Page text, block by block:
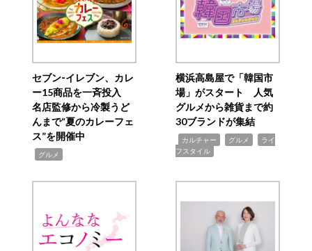
セブン‐イレブン、カレ
ー15商品を一斉投入
名店監修から冷製うど
んまで“夏のカレーフェ
ス”を開催中
グルメ
横浜高島屋で「韓国市
場」がスタート 人気
グルメから雑貨まで約
30ブランドが集結
カルチャー グルメ
ライ
フスタイル